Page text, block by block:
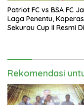
Patriot FC vs BSA FC
Laga Penentu,
Sekurau Cup II Resmi
Rekomendasi